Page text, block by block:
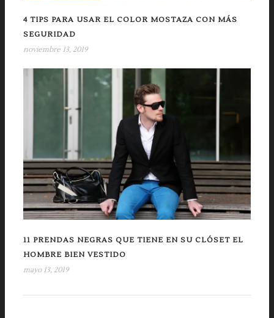
4 TIPS PARA USAR EL COLOR MOSTAZA CON MÁS
SEGURIDAD
noviembre 13, 2019
11 PRENDAS NEGRAS QUE TIENE EN SU CLÓSET EL
HOMBRE BIEN VESTIDO
mayo 13, 2019